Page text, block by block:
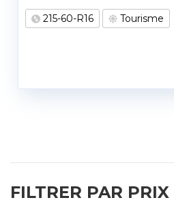
215-60-R16 Tourisme
FILTRER PAR PRIX